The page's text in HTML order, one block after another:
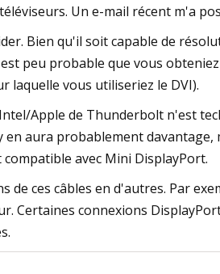
Un e-mail récent m'a
Bien qu'il soit capable de
peu probable que vous
laquelle vous utiliseriez le DVI).
Apple de Thunderbolt n'est
aura probablement davantage,
avec Mini DisplayPort.
de ces câbles en d'autres. Par
Certaines connexions